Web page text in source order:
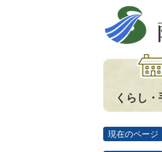
くらし・
現在のページ